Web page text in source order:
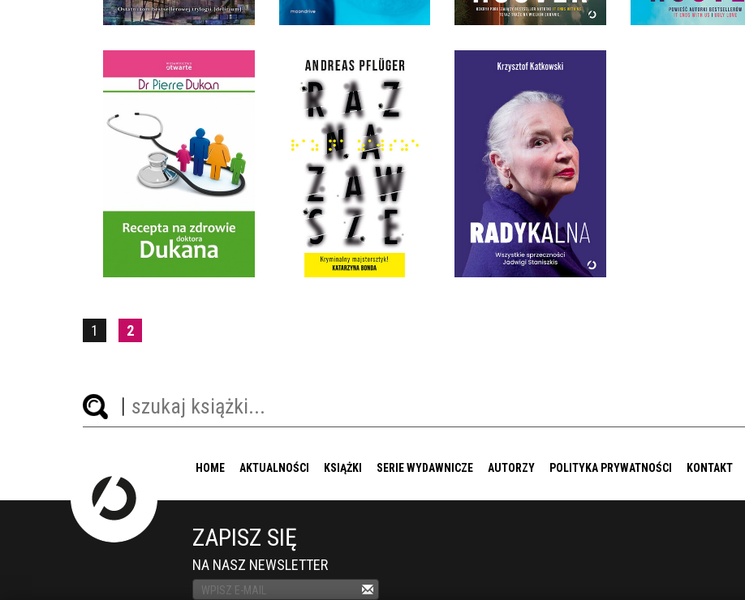
RECEPTA NA ZDROWIE
DOKTORA DUKANA
PIERRE DUKAN
OPRAWA MIĘKKA
29,90 ZŁ
RAZ NA ZAWSZE
ANDREAS PFLÜGER
OPRAWA MIĘKKA
39,90 ZŁ
RADYKALNA.
WSZYSTKIE
SPRZECZNOŚCI JADWIGI
STANISZKIS
KRZYSZTOF KATKOWSKI
OPRAWA TWARDA
64,99 ZŁ
1 2
HOME AKTUALNOŚCI KSIĄŻKI SERIE WYDAWNICZE AUTORZY POLITYKA PRYWATNOŚCI KONTAKT
ZAPISZ SIĘ
NA NASZ NEWSLETTER